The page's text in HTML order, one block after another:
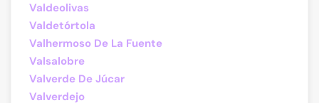
Valdeolivas
Valdetórtola
Valhermoso De La Fuente
Valsalobre
Valverde De Júcar
Valverdejo